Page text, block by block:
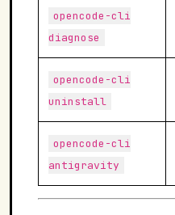
opencode-cli
diagnose
opencode-cli
uninstall
opencode-cli
antigravity